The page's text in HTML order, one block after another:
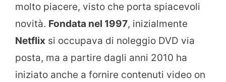
molto piacere, visto che porta spiacevoli
novità. Fondata nel 1997, inizialmente
Netflix si occupava di noleggio DVD via
posta, ma a partire dagli anni 2010 ha
iniziato anche a fornire contenuti video on